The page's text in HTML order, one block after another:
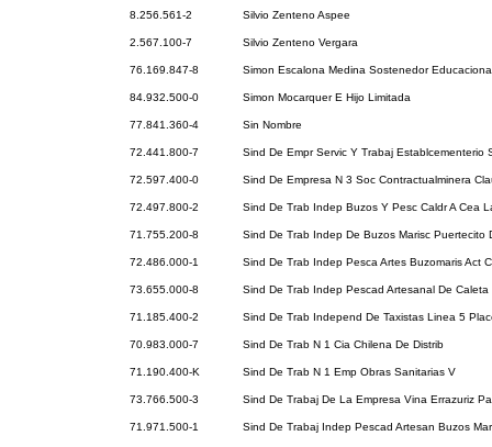
8.256.561-2 Silvio Zenteno Aspee
2.567.100-7 Silvio Zenteno Vergara
76.169.847-8 Simon Escalona Medina Sostenedor
84.932.500-0 Simon Mocarquer E Hijo Limitada
77.841.360-4 Sin Nombre
72.441.800-7 Sind De Empr Servic Y Trabaj Establcementerio
72.597.400-0 Sind De Empresa N 3 Soc Contractualminera
72.497.800-2 Sind De Trab Indep Buzos Y Pesc Caldr A Cea
71.755.200-8 Sind De Trab Indep De Buzos Marisc Puertecito
72.486.000-1 Sind De Trab Indep Pesca Artes Buzomaris Act
73.655.000-8 Sind De Trab Indep Pescad Artesanal De Caleta
71.185.400-2 Sind De Trab Independ De Taxistas Linea 5
70.983.000-7 Sind De Trab N 1 Cia Chilena De Distrib
71.190.400-K Sind De Trab N 1 Emp Obras Sanitarias V
73.766.500-3 Sind De Trabaj De La Empresa Vina Errazuriz
71.971.500-1 Sind De Trabaj Indep Pescad Artesan Buzos